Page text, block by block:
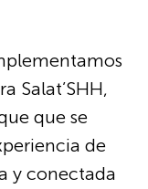
Salat’SHH,
que se
de
y conectada